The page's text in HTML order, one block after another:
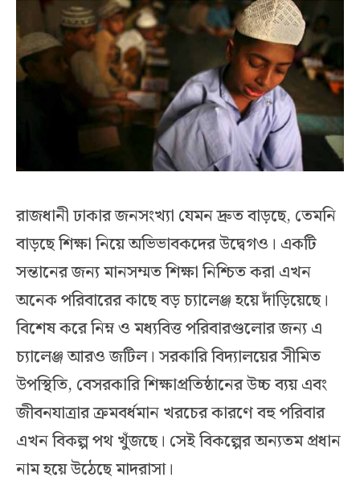
রাজধানী ঢাকার জনসংখ্যা যেমন দ্রুত বাড়ছে, তেমনি
বাড়ছে শিক্ষা নিয়ে অভিভাবকদের উদ্বেগও। একটি
সন্তানের জন্য মানসম্মত শিক্ষা নিশ্চিত করা এখন
অনেক পরিবারের কাছে বড় চ্যালেঞ্জ হয়ে দাঁড়িয়েছে।
বিশেষ করে নিম্ন ও মধ্যবিত্ত পরিবারগুলোর জন্য এ
চ্যালেঞ্জ আরও জটিল। সরকারি বিদ্যালয়ের সীমিত
উপস্থিতি, বেসরকারি শিক্ষাপ্রতিষ্ঠানের উচ্চ ব্যয় এবং
জীবনযাত্রার ক্রমবর্ধমান খরচের কারণে বহু পরিবার
এখন বিকল্প পথ খুঁজছে। সেই বিকল্পের অন্যতম প্রধান
নাম হয়ে উঠেছে মাদরাসা।